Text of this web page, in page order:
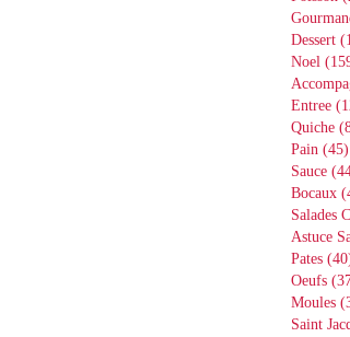
Dessert
Noel
Entree
Quiche
Pain (45)
Sauce
Bocaux
Salades
Astuce
Pates
Oeufs
Moules
Saint